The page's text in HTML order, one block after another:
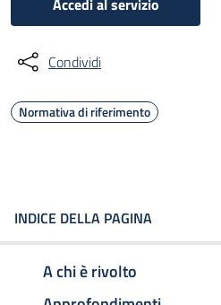
Accedi al servizio
Condividi
Normativa di riferimento
INDICE DELLA PAGINA
A chi è rivolto